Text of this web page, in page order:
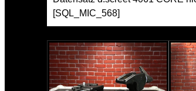
[SQL_MIC_568]